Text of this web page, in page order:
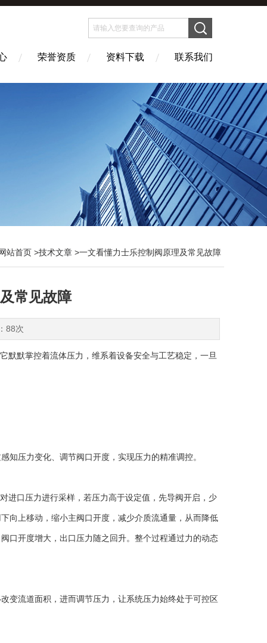
荣誉资质 资料下载 联系我们
站首页 >技术文章 >一文看懂力士乐控制阀原理及常见故障
常见故障
88次
默掌控着流体压力，维系着设备安全与工艺稳定，一旦
知压力变化、调节阀口开度，实现压力的精准调控。
口压力进行采样，若压力高于设定值，先导阀开启，少
向上移动，缩小主阀口开度，减少介质流通量，从而降低
口开度增大，出口压力随之回升。整个过程通过力的动态
流道面积，进而调节压力，让系统压力始终处于可控区